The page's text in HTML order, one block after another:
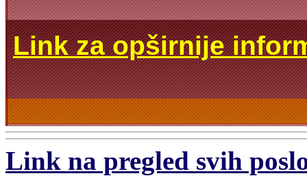
Link za opširnije
Link na pregled svih